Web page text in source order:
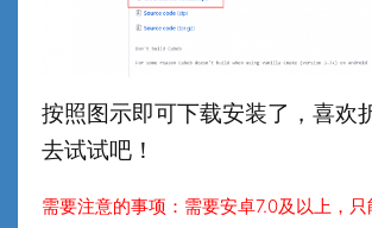
按照图示即可下载安装了，喜欢
去试试吧！
需要注意的事项：需要安卓7.0及以上，